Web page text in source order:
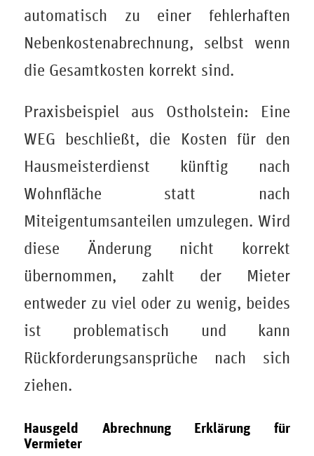
automatisch zu einer fehlerhaften
Nebenkostenabrechnung, selbst wenn
die Gesamtkosten korrekt sind.
Praxisbeispiel aus Ostholstein: Eine
WEG beschließt, die Kosten für den
Hausmeisterdienst künftig nach
Wohnfläche statt nach
Miteigentumsanteilen umzulegen. Wird
diese Änderung nicht korrekt
übernommen, zahlt der Mieter
entweder zu viel oder zu wenig, beides
ist problematisch und kann
Rückforderungsansprüche nach sich
ziehen.
Hausgeld Abrechnung Erklärung für
Vermieter